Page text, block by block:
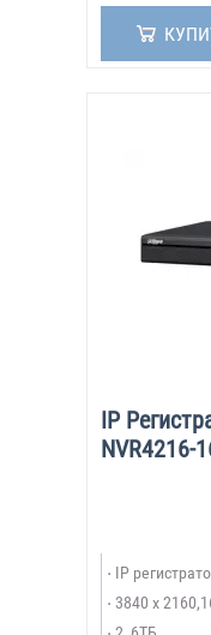
IP
NVR4216-
IP
3840 x